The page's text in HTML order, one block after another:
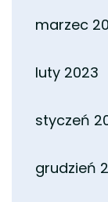
marzec
luty 2023
styczeń
grudzień